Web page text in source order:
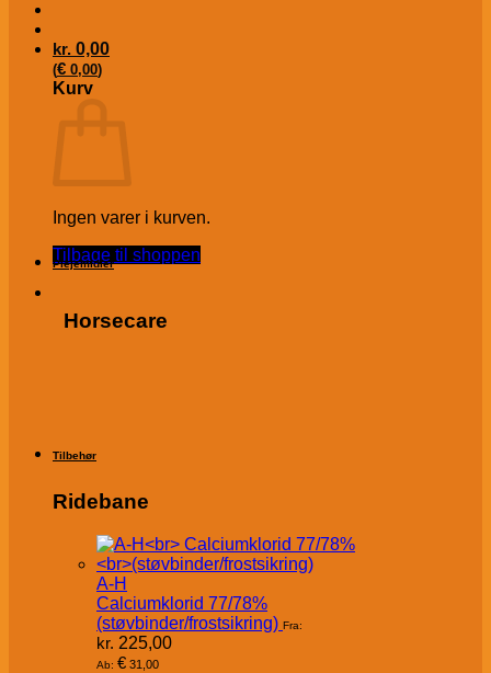
kr. 0,00
(€ 0,00)
Kurv
Ingen varer i kurven.
Tilbage til shoppen
Plejemidler
Horsecare
Tilbehør
Ridebane
A-H
Calciumklorid 77/78%
(støvbinder/frostsikring) Fra:
kr. 225,00
Ab: € 31,00